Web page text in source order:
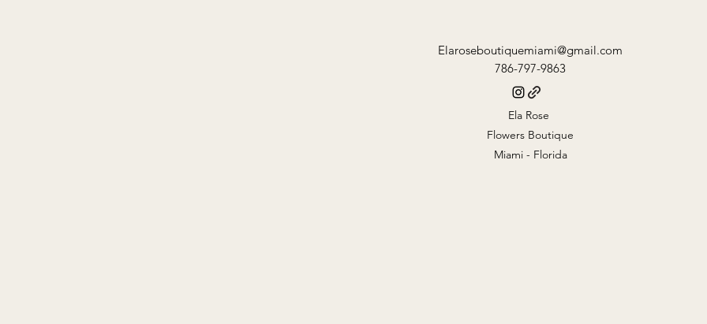
Elaroseboutiquemiami@gmail.com
786-797-9863
Ela Rose
Flowers Boutique
Miami - Florida